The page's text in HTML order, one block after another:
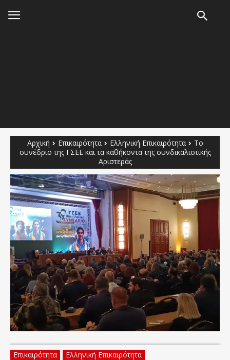
Αρχική Επικαιρότητα Ελληνική Επικαιρότητα
Το
συνέδριο της ΓΣΕΕ και τα καθήκοντα της συνδικαλιστικής
Αριστεράς
Επικαιρότητα Ελληνική Επικαιρότητα